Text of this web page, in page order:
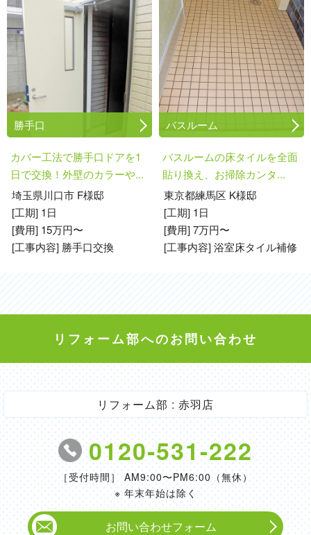
勝手口
カバー工法で勝手口ドアを1
日で交換！外壁のカラーや...
埼玉県川口市 F様邸
[工期] 1日
[費用] 15万円〜
[工事内容] 勝手口交換
バスルーム
バスルームの床タイルを全面
貼り換え、お掃除カンタ...
東京都練馬区 K様邸
[工期] 1日
[費用] 7万円〜
[工事内容] 浴室床タイル補修
リフォーム部へのお問い合わせ
リフォーム部 : 赤羽店
0120-531-222
［受付時間］ AM9:00〜PM6:00（無休）
※ 年末年始は除く
お問い合わせフォーム